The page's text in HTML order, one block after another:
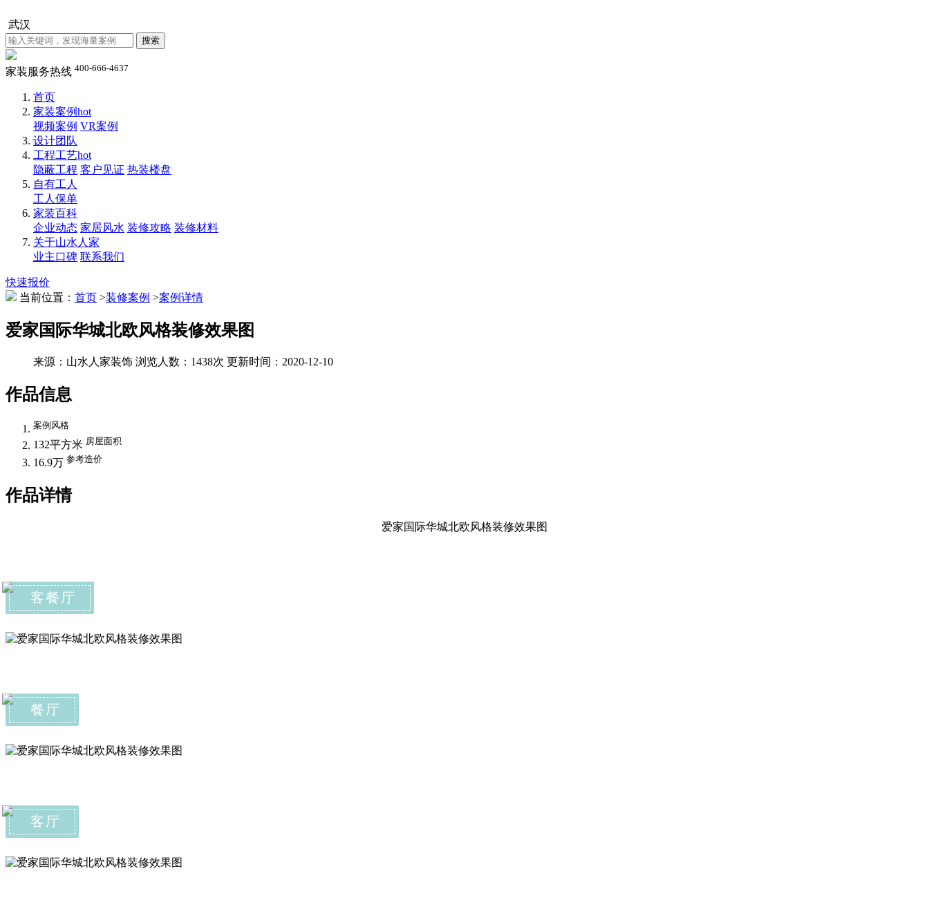
武汉
家装服务热线 400-666-4637
首页
家装案例hot
视频案例 VR案例
设计团队
工程工艺hot
隐蔽工程 客户见证 热装楼盘
自有工人
工人保单
家装百科
企业动态 家居风水 装修攻略 装修材料
关于山水人家
业主口碑 联系我们
快速报价
当前位置： 首页 >装修案例 >案例详情
爱家国际华城北欧风格装修效果图
来源：山水人家装饰 浏览人数：1438次 更新时间：2020-12-10
作品信息
案例风格
132平方米 房屋面积
16.9万 参考造价
作品详情
爱家国际华城北欧风格装修效果图
客餐厅
餐厅
客厅